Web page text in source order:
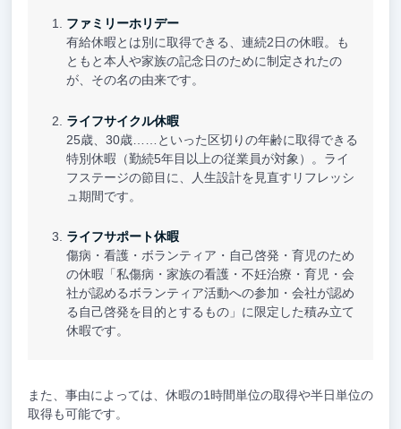
ファミリーホリデー
有給休暇とは別に取得できる、連続2日の休暇。も
ともと本人や家族の記念日のために制定されたの
が、その名の由来です。
ライフサイクル休暇
25歳、30歳……といった区切りの年齢に取得できる
特別休暇（勤続5年目以上の従業員が対象）。ライ
フステージの節目に、人生設計を見直すリフレッシ
ュ期間です。
ライフサポート休暇
傷病・看護・ボランティア・自己啓発・育児のため
の休暇「私傷病・家族の看護・不妊治療・育児・会
社が認めるボランティア活動への参加・会社が認め
る自己啓発を目的とするもの」に限定した積み立て
休暇です。
また、事由によっては、休暇の1時間単位の取得や半日単位の
取得も可能です。